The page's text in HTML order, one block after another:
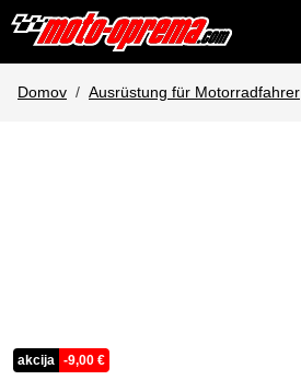
Domov Ausrüstung für Motorradfahrer
akcija -9,00 €